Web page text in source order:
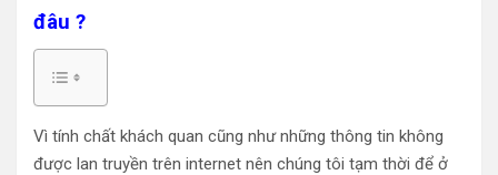
đâu ?
Vì tính chất khách quan cũng như những thông tin không
được lan truyền trên internet nên chúng tôi tạm thời để ở